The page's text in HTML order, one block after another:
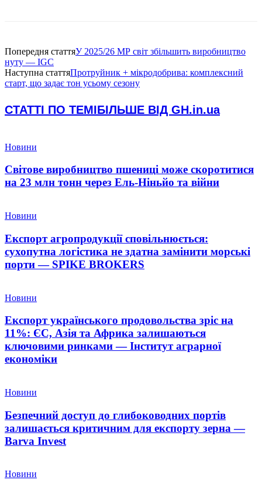
Попередня статтяУ 2025/26 МР світ збільшить виробництво
нуту — IGC
Наступна статтяПротруйник + мікродобрива: комплексний
старт, що задає тон усьому сезону
СТАТТІ ПО ТЕМІБІЛЬШЕ ВІД GH.in.ua
Новини
Світове виробництво пшениці може скоротитися
на 23 млн тонн через Ель-Ніньйо та війни
Новини
Експорт агропродукції сповільнюється:
сухопутна логістика не здатна замінити морські
порти — SPIKE BROKERS
Новини
Експорт українського продовольства зріс на
11%: ЄС, Азія та Африка залишаються
ключовими ринками — Інститут аграрної
економіки
Новини
Безпечний доступ до глибоководних портів
залишається критичним для експорту зерна —
Barva Invest
Новини